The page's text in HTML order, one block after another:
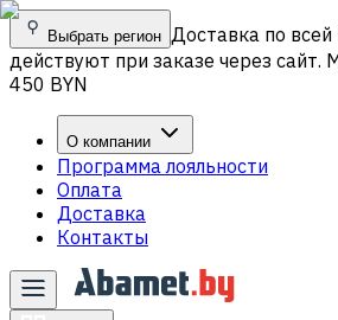
Выбрать регион Доставка по
действуют при заказе через сайт.
450 BYN
О компании
Программа лояльности
Оплата
Доставка
Контакты